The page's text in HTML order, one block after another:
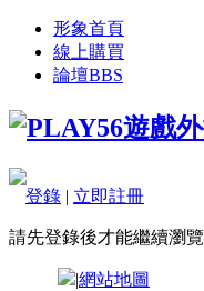
形象首頁
線上購買
論壇BBS
登錄 | 立即註冊
請先登錄後才能繼續瀏覽
|網站地圖